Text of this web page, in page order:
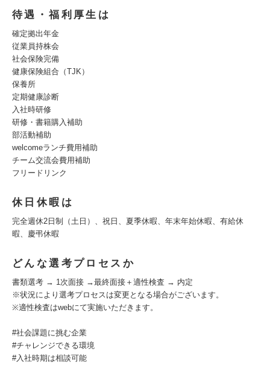
待遇・福利厚生は
確定拠出年金
従業員持株会
社会保険完備
健康保険組合（TJK）
保養所
定期健康診断
入社時研修
研修・書籍購入補助
部活動補助
welcomeランチ費用補助
チーム交流会費用補助
フリードリンク
休日休暇は
完全週休2日制（土日）、祝日、夏季休暇、年末年始休暇、有給休
暇、慶弔休暇
どんな選考プロセスか
書類選考 → 1次面接 →最終面接＋適性検査 → 内定
※状況により選考プロセスは変更となる場合がございます。
※適性検査はwebにて実施いただきます。
#社会課題に挑む企業
#チャレンジできる環境
#入社時期は相談可能